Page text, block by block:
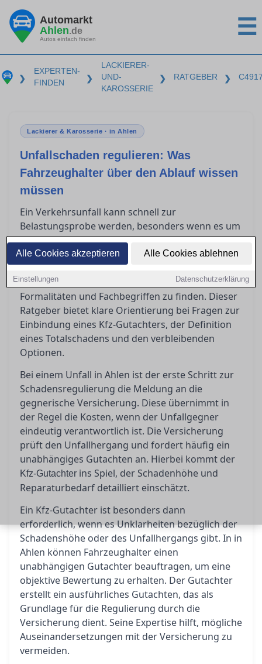
Alle Cookies akzeptieren Alle Cookies ablehnen
Einstellungen Datenschutzerklärung
Automarkt
Ahlen.de
Autos einfach finden ☰
❯
EXPERTEN-
FINDEN
❯
LACKIERER-
UND-
KAROSSERIE
❯ RATGEBER ❯
Lackierer & Karosserie · in Ahlen
Unfallschaden regulieren: Was
Fahrzeughalter über den Ablauf wissen
müssen
Ein Verkehrsunfall kann schnell zur
Belastungsprobe werden, besonders wenn es um
die Regulierung des Schadens über die
gegnerische Versicherung geht. Fahrzeughalter
in Ahlen stehen oft vor der Herausforderung, den
richtigen Weg durch den Dschungel von
Formalitäten und Fachbegriffen zu finden. Dieser
Ratgeber bietet klare Orientierung bei Fragen zur
Einbindung eines Kfz-Gutachters, der Definition
eines Totalschadens und den verbleibenden
Optionen.
Bei einem Unfall in Ahlen ist der erste Schritt zur
Schadensregulierung die Meldung an die
gegnerische Versicherung. Diese übernimmt in
der Regel die Kosten, wenn der Unfallgegner
eindeutig verantwortlich ist. Die Versicherung
prüft den Unfallhergang und fordert häufig ein
unabhängiges Gutachten an. Hierbei kommt der
Kfz-Gutachter ins Spiel, der Schadenhöhe und
Reparaturbedarf detailliert einschätzt.
Ein Kfz-Gutachter ist besonders dann
erforderlich, wenn es Unklarheiten bezüglich der
Schadenshöhe oder des Unfallhergangs gibt. In in
Ahlen können Fahrzeughalter einen
unabhängigen Gutachter beauftragen, um eine
objektive Bewertung zu erhalten. Der Gutachter
erstellt ein ausführliches Gutachten, das als
Grundlage für die Regulierung durch die
Versicherung dient. Seine Expertise hilft, mögliche
Auseinandersetzungen mit der Versicherung zu
vermeiden.